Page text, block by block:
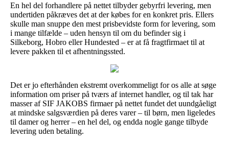
En hel del forhandlere på nettet tilbyder gebyrfri levering, men
undertiden påkræves det at der købes for en konkret pris. Ellers
skulle man snuppe den mest prisbevidste form for levering, som
i mange tilfælde – uden hensyn til om du befinder sig i
Silkeborg, Hobro eller Hundested – er at få fragtfirmaet til at
levere pakken til et afhentningssted.
Det er jo efterhånden ekstremt overkommeligt for os alle at søge
information om priser på tværs af internet handler, og til tak har
masser af SIF JAKOBS firmaer på nettet fundet det uundgåeligt
at mindske salgsværdien på deres varer – til børn, men ligeledes
til damer og herrer – en hel del, og endda nogle gange tilbyde
levering uden betaling.